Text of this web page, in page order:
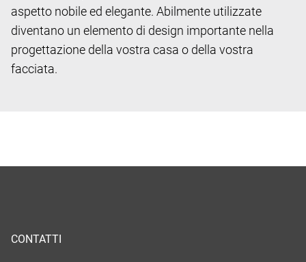
aspetto nobile ed elegante. Abilmente utilizzate
diventano un elemento di design importante nella
progettazione della vostra casa o della vostra
facciata.
CONTATTI